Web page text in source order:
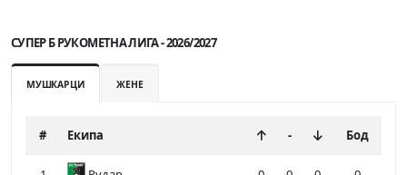
СУПЕР Б РУКОМЕТНА ЛИГА - 2026/2027
МУШКАРЦИ ЖЕНЕ
# Екипа - Бод